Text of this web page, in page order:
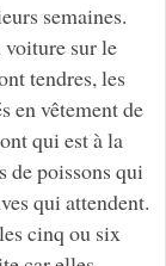
semaines.
sur le
tendres, les
en vêtement de
qui est à la
de poissons qui
qui attendent.
cinq ou six